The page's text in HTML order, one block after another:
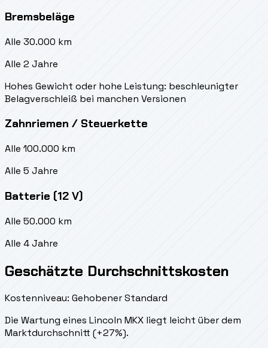
Bremsbeläge
Alle 30.000 km
Alle 2 Jahre
Hohes Gewicht oder hohe Leistung: beschleunigter
Belagverschleiß bei manchen Versionen
Zahnriemen / Steuerkette
Alle 100.000 km
Alle 5 Jahre
Batterie (12 V)
Alle 50.000 km
Alle 4 Jahre
Geschätzte Durchschnittskosten
Kostenniveau: Gehobener Standard
Die Wartung eines Lincoln MKX liegt leicht über dem
Marktdurchschnitt (+27%).